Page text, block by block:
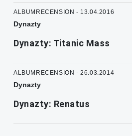
ALBUMRECENSION - 13.04.2016
Dynazty
Dynazty: Titanic Mass
ALBUMRECENSION - 26.03.2014
Dynazty
Dynazty: Renatus